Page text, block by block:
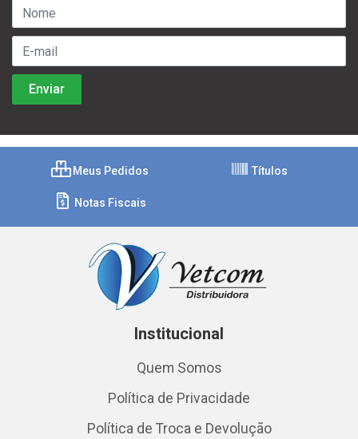
Meus Pedidos Títulos
Notas Fiscais
Institucional
Quem Somos
Política de Privacidade
Política de Troca e Devolução